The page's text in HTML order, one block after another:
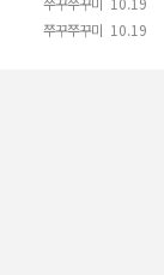
쭈꾸쭈꾸미 10.19